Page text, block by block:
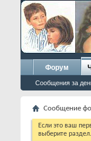
Форум
Сообщения за
Сообщение
Если это ваш
выберите раздел.